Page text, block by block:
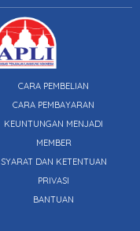
CARA PEMBELIAN
CARA PEMBAYARAN
KEUNTUNGAN MENJADI
MEMBER
SYARAT DAN KETENTUAN
PRIVASI
BANTUAN